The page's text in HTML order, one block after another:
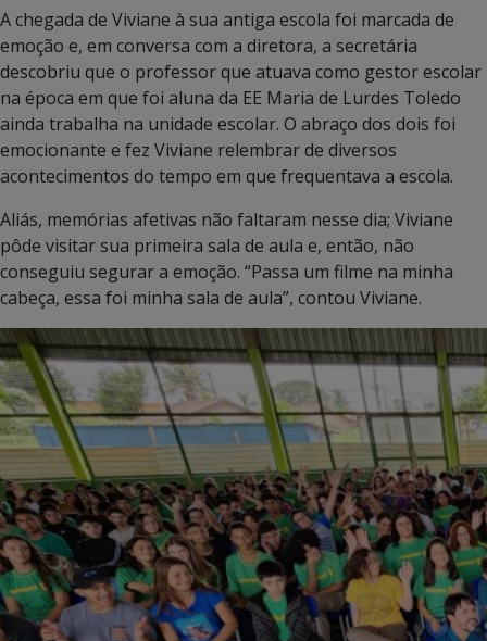
A chegada de Viviane à sua antiga escola foi marcada de
emoção e, em conversa com a diretora, a secretária
descobriu que o professor que atuava como gestor escolar
na época em que foi aluna da EE Maria de Lurdes Toledo
ainda trabalha na unidade escolar. O abraço dos dois foi
emocionante e fez Viviane relembrar de diversos
acontecimentos do tempo em que frequentava a escola.
Aliás, memórias afetivas não faltaram nesse dia; Viviane
pôde visitar sua primeira sala de aula e, então, não
conseguiu segurar a emoção. “Passa um filme na minha
cabeça, essa foi minha sala de aula”, contou Viviane.